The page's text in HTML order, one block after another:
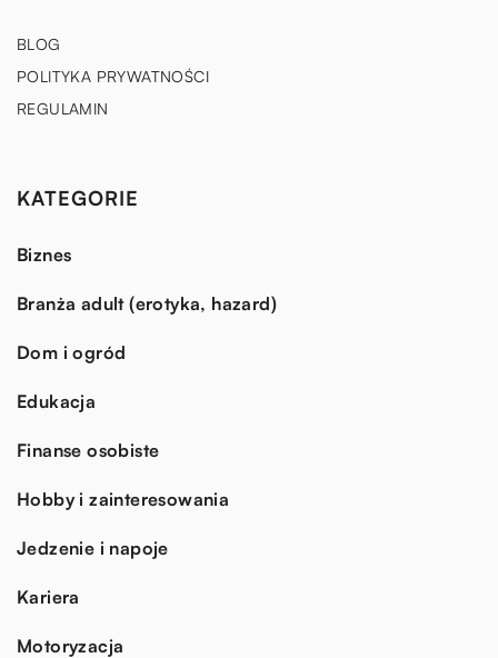
BLOG
POLITYKA PRYWATNOŚCI
REGULAMIN
KATEGORIE
Biznes
Branża adult (erotyka, hazard)
Dom i ogród
Edukacja
Finanse osobiste
Hobby i zainteresowania
Jedzenie i napoje
Kariera
Motoryzacja